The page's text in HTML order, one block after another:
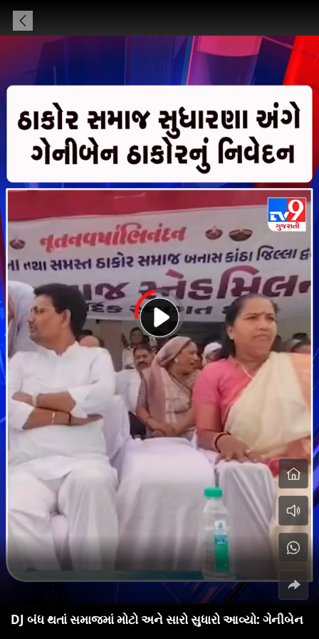
DJ બંધ થતાં સમાજમાં મોટો અને સારો સુધારો આવ્યો: ગેનીબેન